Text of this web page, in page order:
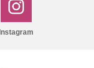
Instagram